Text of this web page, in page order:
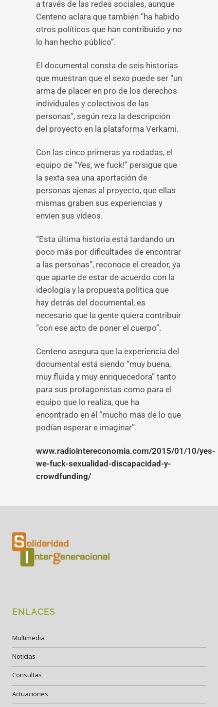
a través de las redes sociales, aunque
Centeno aclara que también “ha habido
otros políticos que han contribuido y no
lo han hecho público”.
El documental consta de seis historias
que muestran que el sexo puede ser “un
arma de placer en pro de los derechos
individuales y colectivos de las
personas”, según reza la descripción
del proyecto en la plataforma Verkami.
Con las cinco primeras ya rodadas, el
equipo de “Yes, we fuck!” persigue que
la sexta sea una aportación de
personas ajenas al proyecto, que ellas
mismas graben sus experiencias y
envíen sus vídeos.
“Esta última historia está tardando un
poco más por dificultades de encontrar
a las personas”, reconoce el creador, ya
que aparte de estar de acuerdo con la
ideología y la propuesta política que
hay detrás del documental, es
necesario que la gente quiera contribuir
“con ese acto de poner el cuerpo”.
Centeno asegura que la experiencia del
documental está siendo “muy buena,
muy fluida y muy enriquecedora” tanto
para sus protagonistas como para el
equipo que lo realiza, que ha
encontrado en él “mucho más de lo que
podían esperar e imaginar”.
www.radiointereconomia.com/2015/01/10/yes-
we-fuck-sexualidad-discapacidad-y-
crowdfunding/
ENLACES
Multimedia
Noticias
Consultas
Actuaciones